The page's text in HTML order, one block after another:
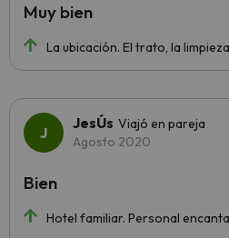
La ubicación. El trato, la limpieza
Muy bien
JesÚs Viajó en pareja
Agosto 2020
Hotel familiar. Personal
Bien